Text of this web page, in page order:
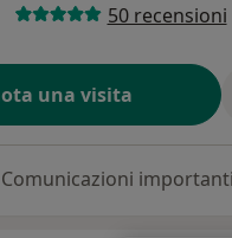
50 recensioni
una visita
Comunicazioni importanti